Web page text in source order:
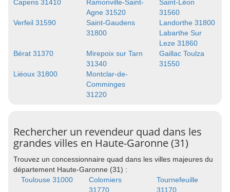
Capens 31410
Ramonville-Saint-
Agne 31520
Saint-Léon
31560
Verfeil 31590
Saint-Gaudens
31800
Landorthe 31800
Labarthe Sur
Leze 31860
Bérat 31370
Mirepoix sur Tarn
31340
Gaillac Toulza
31550
Liéoux 31800
Montclar-de-
Comminges
31220
Rechercher un revendeur quad dans les
grandes villes en Haute-Garonne (31)
Trouvez un concessionnaire quad dans les villes majeures du
département Haute-Garonne (31) :
Toulouse 31000
Colomiers
31770
Tournefeuille
31170